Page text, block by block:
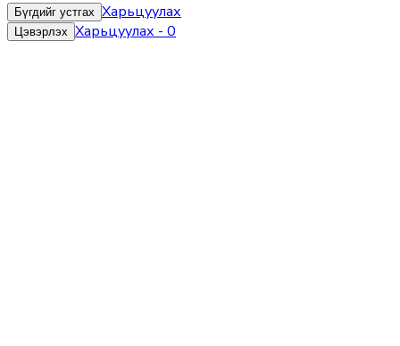
Бүгдийг устгах Харьцуулах
Цэвэрлэх Харьцуулах - 0